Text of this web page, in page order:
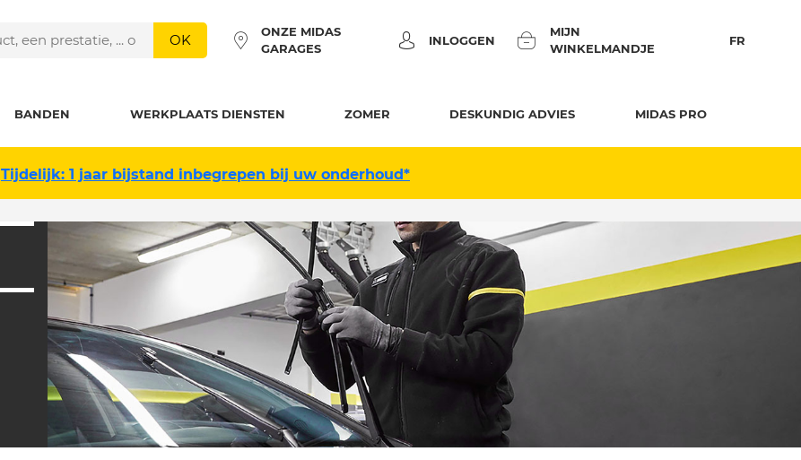
OK
ONZE MIDAS
GARAGES
INLOGGEN
MIJN
WINKELMANDJE
FR
BANDEN WERKPLAATS DIENSTEN ZOMER DESKUNDIG ADVIES MIDAS PRO
Tijdelijk: 1 jaar bijstand inbegrepen bij uw onderhoud*